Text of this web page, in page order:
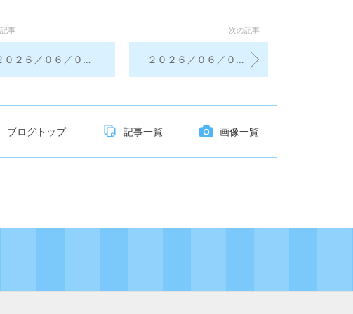
事
２６／０６／０8 今日のおみくじ
次の記事
２０２６／０６／０８ 昨日の学習振り返り＆今日の学習予定
ブログトップ 記事一覧 画像一覧